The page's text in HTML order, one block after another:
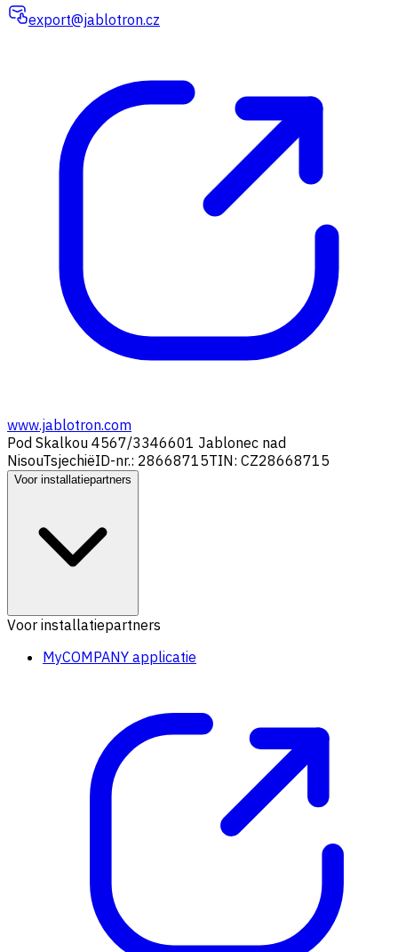
export@jablotron.cz
www.jablotron.com
Pod Skalkou 4567/3346601 Jablonec nad
NisouTsjechiëID-nr.: 28668715TIN: CZ28668715
Voor installatiepartners
Voor installatiepartners
MyCOMPANY applicatie